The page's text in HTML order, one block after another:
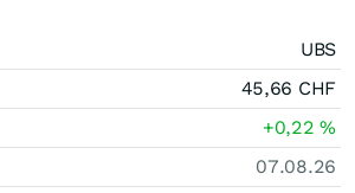
UBS
45,66 CHF
+0,22%
07.08.26